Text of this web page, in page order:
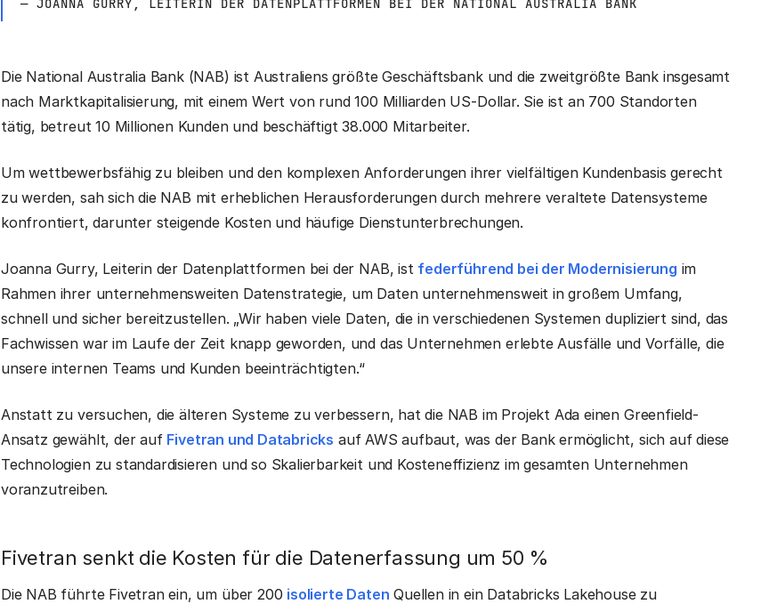
— JOANNA GURRY, LEITERIN DER DATENPLATTFORMEN BEI DER NATIONAL AUSTRALIA BANK
Die National Australia Bank (NAB) ist Australiens größte Geschäftsbank und die zweitgrößte Bank insgesamt
nach Marktkapitalisierung, mit einem Wert von rund 100 Milliarden US-Dollar. Sie ist an 700 Standorten
tätig, betreut 10 Millionen Kunden und beschäftigt 38.000 Mitarbeiter.
Um wettbewerbsfähig zu bleiben und den komplexen Anforderungen ihrer vielfältigen Kundenbasis gerecht
zu werden, sah sich die NAB mit erheblichen Herausforderungen durch mehrere veraltete Datensysteme
konfrontiert, darunter steigende Kosten und häufige Dienstunterbrechungen.
Joanna Gurry, Leiterin der Datenplattformen bei der NAB, ist federführend bei der Modernisierung im
Rahmen ihrer unternehmensweiten Datenstrategie, um Daten unternehmensweit in großem Umfang,
schnell und sicher bereitzustellen. „Wir haben viele Daten, die in verschiedenen Systemen dupliziert sind, das
Fachwissen war im Laufe der Zeit knapp geworden, und das Unternehmen erlebte Ausfälle und Vorfälle, die
unsere internen Teams und Kunden beeinträchtigten.“
Anstatt zu versuchen, die älteren Systeme zu verbessern, hat die NAB im Projekt Ada einen Greenfield-
Ansatz gewählt, der auf Fivetran und Databricks auf AWS aufbaut, was der Bank ermöglicht, sich auf diese
Technologien zu standardisieren und so Skalierbarkeit und Kosteneffizienz im gesamten Unternehmen
voranzutreiben.
Fivetran senkt die Kosten für die Datenerfassung um 50 %
Die NAB führte Fivetran ein, um über 200 isolierte Daten Quellen in ein Databricks Lakehouse zu